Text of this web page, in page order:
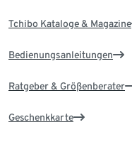
Tchibo Kataloge & Magazine
Bedienungsanleitungen
Ratgeber & Größenberater
Geschenkkarte